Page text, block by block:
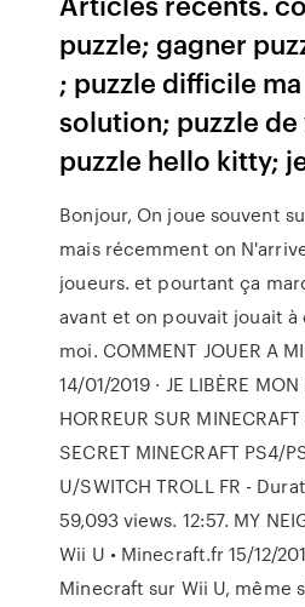
puzzle; gagner
; puzzle difficile
solution; puzzle
puzzle hello kitty;
Bonjour, On joue souvent
mais récemment on
joueurs. et pourtant ça
avant et on pouvait jouait
moi. COMMENT JOUER A
14/01/2019 · JE LIBÈRE
HORREUR SUR
SECRET MINECRAFT PS4/
U/SWITCH TROLL FR -
59,093 views. 12:57. MY
Wii U • Minecraft.fr 15/12/
Minecraft sur Wii U, même